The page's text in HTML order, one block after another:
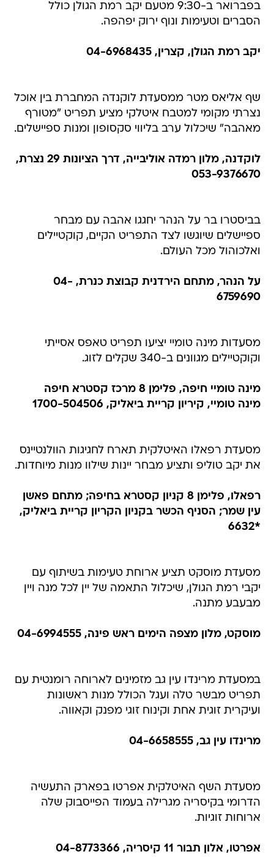
בפברואר ב-9:30 מטעם יקב רמת הגולן כולל
הסברים וטעימות ונוף ירוק יפהפה.
יקב רמת הגולן, קצרין, 04-6968435
שף אליאס מטר ממסעדת לוקנדה המחברת בין אוכל
נצרתי מקומי למטבח איטלקי מציע תפריט "מטורף
מאהבה" שיכלול ערב בליווי סקסופון ומנות ספיישלים.
לוקדנה, מלון רמדה אוליבייה, דרך הציונות 29 נצרת,
053-9376670
בביסטרו בר על הנהר יחגגו אהבה עם מבחר
ספיישלים שיוגשו לצד התפריט הקיים, קוקטיילים
ואלכוהול מכל העולם.
על הנהר, מתחם הירדנית קבוצת כנרת, 04-
6759690
מסעדות מינה טומיי יציעו תפריט טאפס אסייתי
וקוקטיילים מגוונים ב-340 שקלים לזוג.
מינה טומיי חיפה, פלימן 8 מרכז קסטרא חיפה
מינה טומיי, קיריון קריית ביאליק, 1700-504506
מסעדת רפאלו האיטלקית תארח לחגיגות הוולנטיינס
את יקב טוליפ ותציע מבחר יינות שילוו מנות מיוחדות.
רפאלו, פלימן 8 קניון קסטרא בחיפה; מתחם פאשן
עין שמר; הסניף הכשר בקניון הקריון קריית ביאליק,
*6632
מסעדת מוסקט תציע ארוחת טעימות בשיתוף עם
יקבי רמת הגולן, שיכלול התאמה של יין לכל מנה ויין
מבעבע מתנה.
מוסקט, מלון מצפה הימים ראש פינה, 04-6994555
במסעדת מרינדו עין גב מזמינים לארוחה רומנטית עם
תפריט מבשר טלה ועגל הכולל מנות ראשונות
ועיקרית זוגית אחת וקינוח זוגי מפנק וקאווה.
מרינדו עין גב, 04-6658555
מסעדת השף האיטלקית אפרטו בפארק התעשיה
הדרומי בקיסריה מגרילה בעמוד הפייסבוק שלה
ארוחות זוגיות.
אפרטו, אלון תבור 11 קיסריה, 04-8773366